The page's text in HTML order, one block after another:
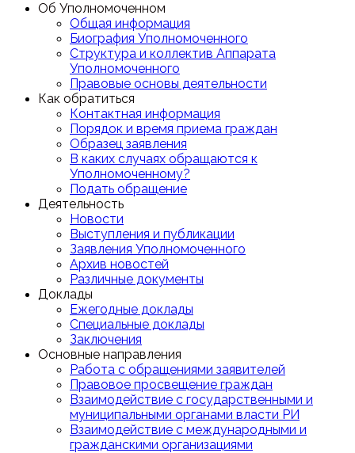
Об Уполномоченном
Общая информация
Биография Уполномоченного
Структура и коллектив Аппарата
Уполномоченного
Правовые основы деятельности
Как обратиться
Контактная информация
Порядок и время приема граждан
Образец заявления
В каких случаях обращаются к
Уполномоченному?
Подать обращение
Деятельность
Новости
Выступления и публикации
Заявления Уполномоченного
Архив новостей
Различные документы
Доклады
Ежегодные доклады
Специальные доклады
Заключения
Основные направления
Работа с обращениями заявителей
Правовое просвещение граждан
Взаимодействие с государственными и
муниципальными органами власти РИ
Взаимодействие с международными и
гражданскими организациями